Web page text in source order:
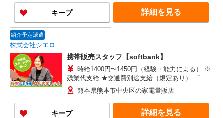
ィブ支給(規定有) ★月2回払い・週払い可能（規程
有）★ ゜・。○。・゜+゜・。○。・゜+゜
キープ 詳細を見る
紹介予定派遣
株式会社シエロ
携帯販売スタッフ【softbank】
時給1400円〜1450円（経験・能力による） ※
残業代支給 ★交通費別途支給（規定あり） ゜
+゜・。○。・゜+゜・。○。・゜+゜ 入社祝い金10
万円支給(規定有) お友達を紹介頂くと, インセンテ
ィブ支給(規定有) ★月2回払い・週払い可能（規程
有）★ ゜・。○。・゜+゜・。○。・゜+゜
熊本県熊本市中央区の家電量販店
キープ 詳細を見る